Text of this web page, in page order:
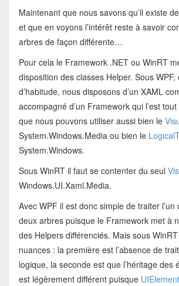
Maintenant que nous savons qu’il existe
et que en voyons l’intérêt reste à savoir
arbres de façon différente…
Pour cela le Framework .NET ou WinRT
disposition des classes Helper. Sous WPF,
d’habitude, nous disposons d’un XAML
accompagné d’un Framework qui l’est
que nous pouvons utiliser aussi bien le
System.Windows.Media ou bien le
System.Windows.
Sous WinRT il faut se contenter du seul
Windows.UI.Xaml.Media.
Avec WPF il est donc simple de traiter l’un
deux arbres puisque le Framework met à
des Helpers différenciés. Mais sous
nuances : la première est l’absence de
logique, la seconde est que l’héritage des
est légèrement différent puisque UIElement